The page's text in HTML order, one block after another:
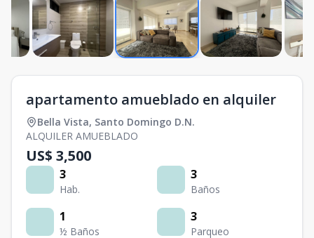
apartamento amueblado en alquiler
Bella Vista, Santo Domingo D.N.
ALQUILER AMUEBLADO
US$ 3,500
3
Hab.
3
Baños
1
½ Baños
3
Parqueo